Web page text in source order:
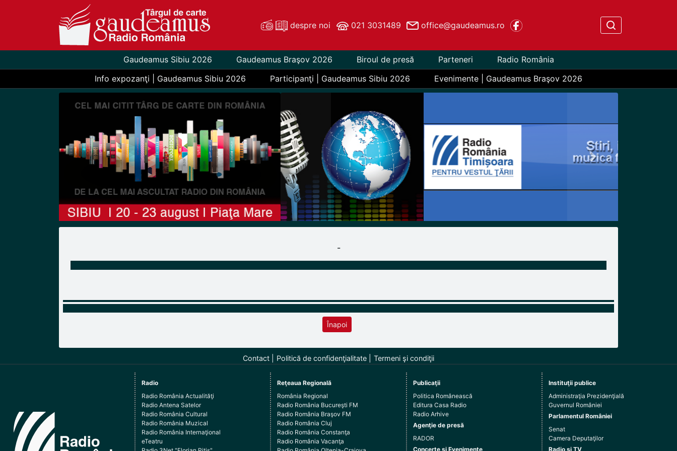
despre noi 021 3031489 office@gaudeamus.ro
Gaudeamus Sibiu 2026 Gaudeamus Braşov 2026 Biroul de presă Parteneri
Radio România
Info expozanţi | Gaudeamus Sibiu 2026
Participanţi | Gaudeamus Sibiu 2026 Evenimente | Gaudeamus Braşov 2026
Previous Next
-
Înapoi
Contact Politică de confidenţialitate Termeni şi condiţii
Radio
Radio România Actualităţi
Radio Antena Satelor
Radio România Cultural
Radio România Muzical
Radio România Internaţional
eTeatru
Reţeaua Regională
România Regional
Radio România Bucureşti FM
Radio România Braşov FM
Radio România Cluj
Radio România Constanţa
Radio România Vacanţa
Publicaţii
Politica Românească
Editura Casa Radio
Radio Arhive
Agenţie de presă
RADOR
Concerte şi Evenimente
Instituţii publice
Administraţia Prezidenţială
Guvernul României
Parlamentul României
Senat
Camera Deputaţilor
Radio şi TV